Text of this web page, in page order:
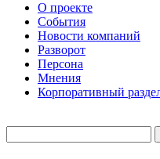
О проекте
События
Новости компаний
Разворот
Персона
Мнения
Корпоративный